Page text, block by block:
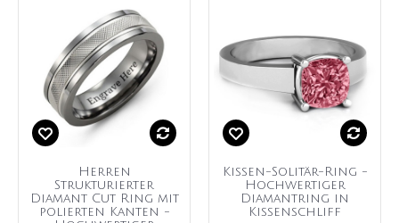
Herren
Strukturierter
Diamant Cut Ring mit
polierten Kanten -
Kissen-Solitär-Ring -
Hochwertiger
Diamantring in
Kissenschliff